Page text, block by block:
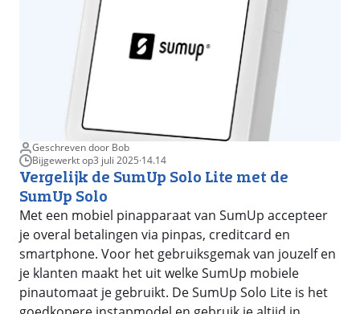
Geschreven door Bob
Bijgewerkt op3 juli 2025·14.14
Vergelijk de SumUp Solo Lite met de
SumUp Solo
Met een mobiel pinapparaat van SumUp accepteer
je overal betalingen via pinpas, creditcard en
smartphone. Voor het gebruiksgemak van jouzelf en
je klanten maakt het uit welke SumUp mobiele
pinautomaat je gebruikt. De SumUp Solo Lite is het